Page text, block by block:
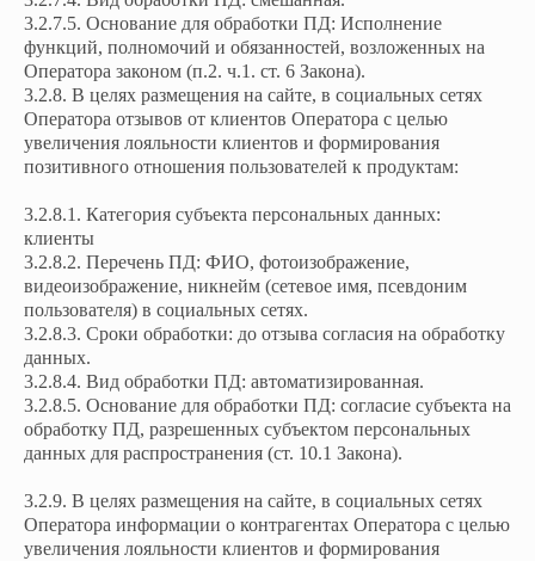
3.2.7.5. Основание для обработки ПД: Исполнение
функций, полномочий и обязанностей, возложенных на
Оператора законом (п.2. ч.1. ст. 6 Закона).
3.2.8. В целях размещения на сайте, в социальных сетях
Оператора отзывов от клиентов Оператора с целью
увеличения лояльности клиентов и формирования
позитивного отношения пользователей к продуктам:
3.2.8.1. Категория субъекта персональных данных:
клиенты
3.2.8.2. Перечень ПД: ФИО, фотоизображение,
видеоизображение, никнейм (сетевое имя, псевдоним
пользователя) в социальных сетях.
3.2.8.3. Сроки обработки: до отзыва согласия на обработку
данных.
3.2.8.4. Вид обработки ПД: автоматизированная.
3.2.8.5. Основание для обработки ПД: согласие субъекта на
обработку ПД, разрешенных субъектом персональных
данных для распространения (ст. 10.1 Закона).
3.2.9. В целях размещения на сайте, в социальных сетях
Оператора информации о контрагентах Оператора с целью
увеличения лояльности клиентов и формирования